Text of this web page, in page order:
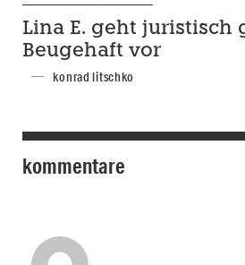
Lina E. geht juristisch
Beugehaft vor
konrad litschko
kommentare